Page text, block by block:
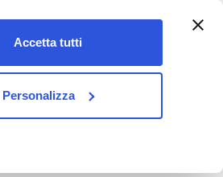
Accetta tutti
Personalizza
vet&pet